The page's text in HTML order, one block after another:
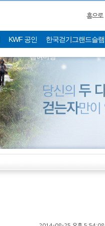
홈으로
KWF 공인 한국걷기그랜드슬램
참여마당